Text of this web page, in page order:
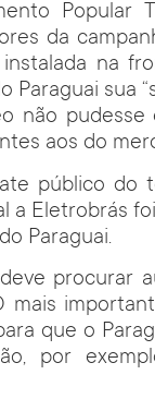
Popular
da
na
sua
não pudesse
aos do
público do
a Eletrobrás
Paraguai.
procurar
mais
que o
por